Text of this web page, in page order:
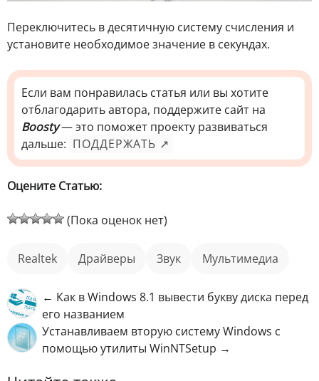
Переключитесь в десятичную систему счисления и
установите необходимое значение в секундах.
Если вам понравилась статья или вы хотите
отблагодарить автора, поддержите сайт на
Boosty— это поможет проекту развиваться
дальше: ПОДДЕРЖАТЬ ↗
Оцените Статью:
(Пока оценок нет)
Realtek Драйверы звук мультимедиа
← Как в Windows 8.1 вывести букву диска перед
его названием
Устанавливаем вторую систему Windows с
помощью утилиты WinNTSetup →